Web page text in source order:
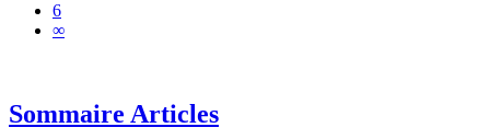
6
∞
Sommaire Articles